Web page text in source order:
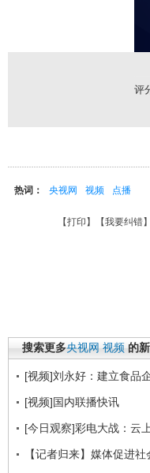
评
热词： 央视网 视频 点播
【打印 】【我要纠错
搜索更多央视网 视频 的
[视频]刘永好：建立食品
[视频]国内联播快讯
[今日观察]彩电大战：云
【记者归来】媒体促进